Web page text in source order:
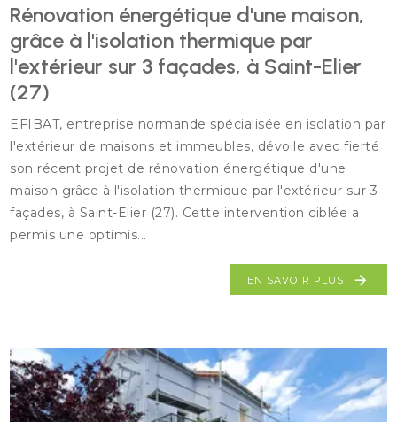
Rénovation énergétique d'une maison,
grâce à l'isolation thermique par
l'extérieur sur 3 façades, à Saint-Elier
(27)
EFIBAT, entreprise normande spécialisée en isolation par
l'extérieur de maisons et immeubles, dévoile avec fierté
son récent projet de rénovation énergétique d'une
maison grâce à l'isolation thermique par l'extérieur sur 3
façades, à Saint-Elier (27). Cette intervention ciblée a
permis une optimis...
EN SAVOIR PLUS